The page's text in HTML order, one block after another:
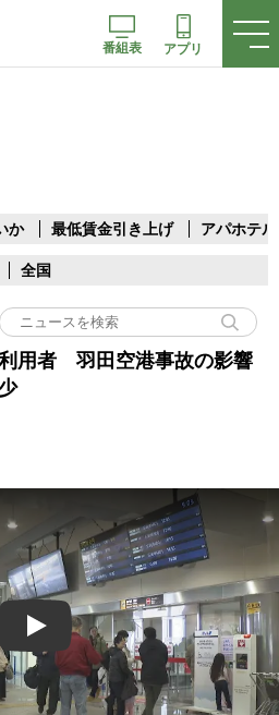
番組表 アプリ
か 最低賃金引き上げ アパホテル
全国
用者 羽田空港事故の影響
Play